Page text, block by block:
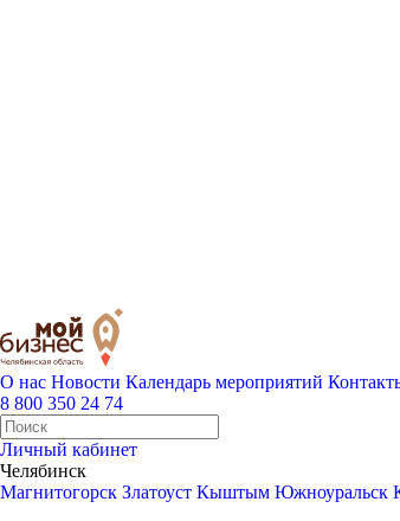
О нас Новости Календарь мероприятий
8 800 350 24 74
Личный кабинет
Челябинск
Магнитогорск Златоуст Кыштым Южноуральск